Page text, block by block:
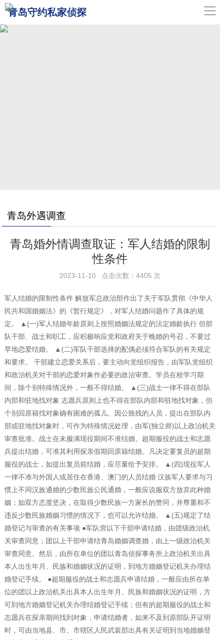
青岛守约私家侦探
导
青岛外遇调查
青岛婚外情调查取证：军人结婚的限制
性条件
2023-11-10 点击次数：4405 次
军人结婚的限制性条件 解放军总政治部作出了关于军队贯彻《中华人
民共和国婚姻法》的《暂行规定》，对军人结婚问题作了具体的规
定。 ▲(一)军人结婚年龄原则上按照婚姻法规定的法定婚龄执行 但部
队干部、战士和职工，应积极响应党和政府关于晚婚的号召，不要过
早地恋爱结婚。 ▲(二)军队干部选择的配偶必须符合军队的有关规定
和要求。 干部建立恋爱关系后，要主动向党组织报告，由军队党组织
和政治机关对干部的恋爱对象作必要的政治审查。学员在校学习期
间，除个别特殊情况外，一般不得结婚。 ▲(三)战士一律不得在部队
内部和驻地找对象 志愿兵原则上也不得在部队内部和驻地找对象，但
个别回原籍找对象确有困难的孤儿、因公致残的人员，提出在部队内
部或驻地找对象时，可作为特殊情况处理，由军(独立师)以上政治机关
审查批准。战士在未服满现役期间不准结婚。超期服役的战士和志愿
兵提出结婚，可准其利用探亲假期回原籍结婚。凡决定要复员的超期
服役的战士，如提出复员前结婚，应尽量给予安排。 ▲(四)现役军人
一律不准与外国人或居住在香港、澳门的人员结婚 汉族军人要求与习
惯上不同汉族通婚的少数民族公民通婚，一般应说服双方放弃此种婚
姻；如双方态度坚决，在取得少数民族一方家长的赞同，并尊重和不
违反少数民族婚姻习惯的情况下，也可以允许结婚。 ▲(五)规定了结
婚登记与审查的有关事项 ●军队营以下干部申请结婚，由团级政治机
关审查同意；团以上干部申请结青岛婚姻调查婚，由上一级政治机关
审查同意。然后，由所在单位的团以青岛侦探事务所上政治机关出具
本人出生年月、民族和婚姻状况的证明，到地方婚姻登记机关办理结
婚登记手续。 ●超期服役的战士和志愿兵申请结婚，一般应由所在单
位的团以上政治机关出具本人出生年月、民族和婚姻状况的证明，方
可到地方婚姻登记机关办理结婚登记手续；但有的超期服役的战士和
志愿兵在探亲期间找到对象，申请结婚者，如来不及到原部队开证明
时，可由当地县、市、市辖区人民武装部出具有关证明到当地婚姻登